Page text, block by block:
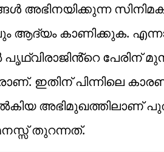
അഭിനയിക്കുന്ന
ആദ്യം കാണിക്കുക.
പേരിന്
ഇതിന് പിന്നിലെ
അഭിമുഖത്തിലാണ്
തുറന്നത്.